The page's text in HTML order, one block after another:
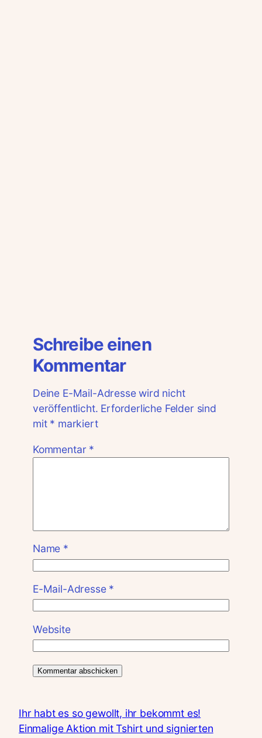
Schreibe einen
Kommentar
Deine E-Mail-Adresse wird nicht
veröffentlicht. Erforderliche Felder sind
mit * markiert
Kommentar *
Name *
E-Mail-Adresse *
Website
Ihr habt es so gewollt, ihr bekommt es!
Einmalige Aktion mit Tshirt und signierten